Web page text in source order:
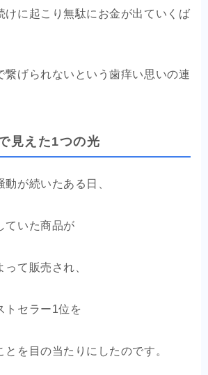
けに起こり無駄にお金が出ていくば
繋げられないという歯痒い思いの連
見えた1つの光
が続いたある日、
ていた商品が
て販売され、
トセラー1位を
を目の当たりにしたのです。